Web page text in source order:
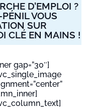
D’EMPLOI ?
PÉNIL VOUS
SUR
CLÉ EN MAINS !
gap=”30″]